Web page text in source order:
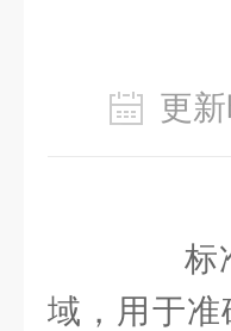
更
标准
域，用于